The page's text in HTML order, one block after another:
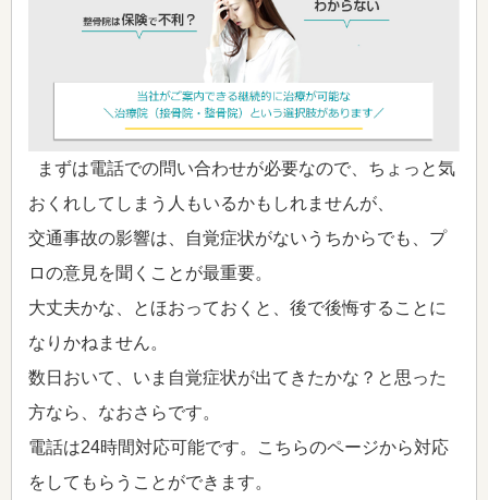
まずは電話での問い合わせが必要なので、ちょっと気
おくれしてしまう人もいるかもしれませんが、
交通事故の影響は、自覚症状がないうちからでも、プ
ロの意見を聞くことが最重要。
大丈夫かな、とほおっておくと、後で後悔することに
なりかねません。
数日おいて、いま自覚症状が出てきたかな？と思った
方なら、なおさらです。
電話は24時間対応可能です。こちらのページから対応
をしてもらうことができます。